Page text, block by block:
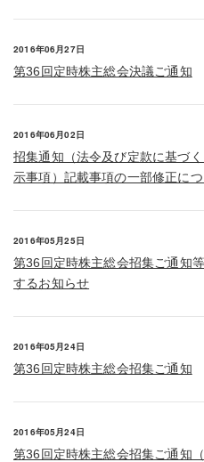
2016年06月27日
第36回定時株主総会決議ご通知
2016年06月02日
招集通知（法令及び定款に基づ
示事項）記載事項の一部修正に
2016年05月25日
第36回定時株主総会招集ご通知
するお知らせ
2016年05月24日
第36回定時株主総会招集ご通知
2016年05月24日
第36回定時株主総会招集ご通知